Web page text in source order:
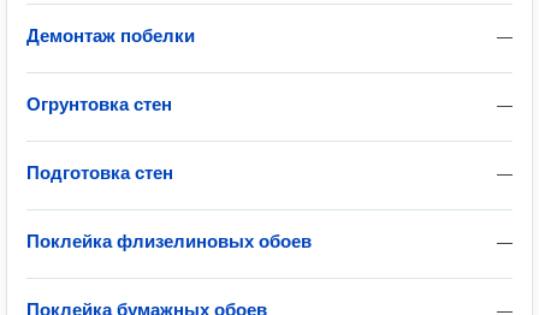
—
Демонтаж побелки
—
Огрунтовка стен
—
Подготовка стен
—
Поклейка флизелиновых обоев
—
Поклейка бумажных обоев